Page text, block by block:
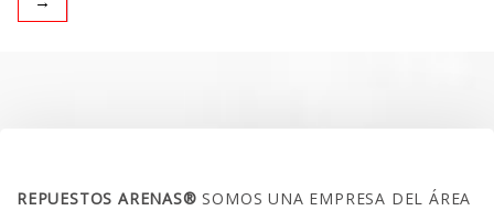
REPUESTOS ARENAS®SOMOS UNA EMPRESA DEL ÁREA